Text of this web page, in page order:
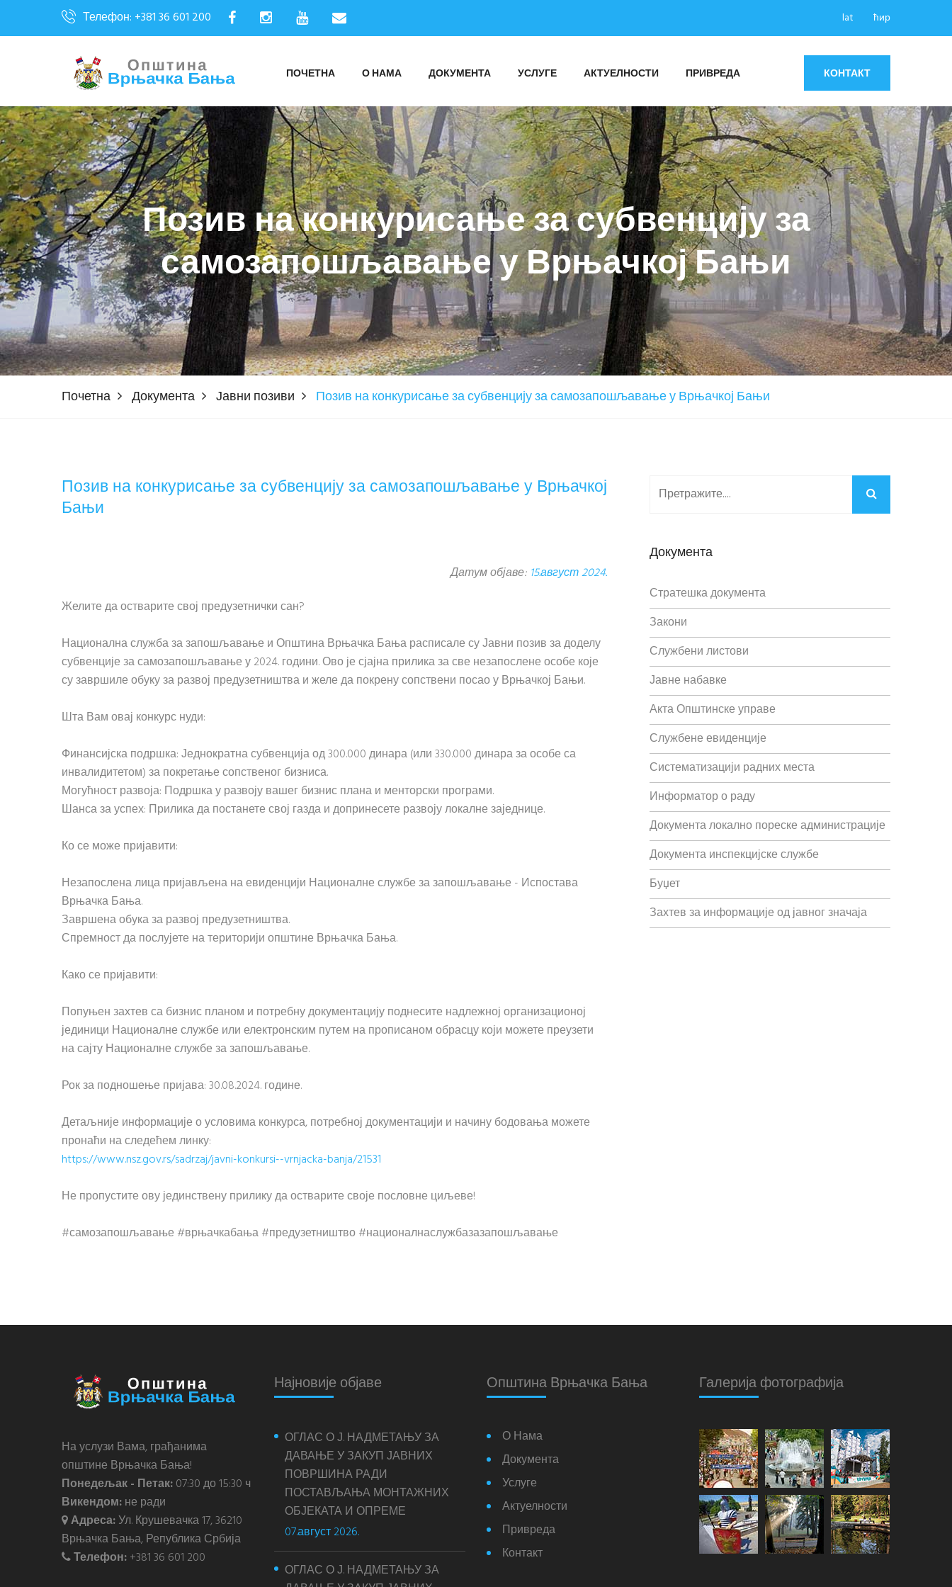
Телефон: +381 36 601 200 lat ћир
ПОЧЕТНА О НАМА ДОКУМЕНТА УСЛУГЕ АКТУЕЛНОСТИ ПРИВРЕДА КОНТАКТ
Позив на конкурисање за субвенцију за
самозапошљавање у Врњачкој Бањи
Почетна Документа Јавни позиви Позив на конкурисање за субвенцију за самозапошљавање у Врњачкој Бањи
Позив на конкурисање за субвенцију за самозапошљавање у Врњачкој
Бањи
Датум објаве: 15.август 2024.
Желите да остварите свој предузетнички сан?
Национална служба за запошљавање и Општина Врњачка Бања расписале су Јавни позив за доделу
субвенције за самозапошљавање у 2024. години. Ово је сјајна прилика за све незапослене особе које
су завршиле обуку за развој предузетништва и желе да покрену сопствени посао у Врњачкој Бањи.
Шта Вам овај конкурс нуди:
Финансијска подршка: Једнократна субвенција од 300.000 динара (или 330.000 динара за особе са
инвалидитетом) за покретање сопственог бизниса.
Могућност развоја: Подршка у развоју вашег бизнис плана и менторски програми.
Шанса за успех: Прилика да постанете свој газда и допринесете развоју локалне заједнице.
Ко се може пријавити:
Незапослена лица пријављена на евиденцији Националне службе за запошљавање - Испостава
Врњачка Бања.
Завршена обука за развој предузетништва.
Спремност да послујете на територији општине Врњачка Бања.
Како се пријавити:
Попуњен захтев са бизнис планом и потребну документацију поднесите надлежној организационој
јединици Националне службе или електронским путем на прописаном обрасцу који можете преузети
на сајту Националне службе за запошљавање.
Рок за подношење пријава: 30.08.2024. године.
Детаљније информације о условима конкурса, потребној документацији и начину бодовања можете
пронаћи на следећем линку:
https://www.nsz.gov.rs/sadrzaj/javni-konkursi--vrnjacka-banja/21531
Не пропустите ову јединствену прилику да остварите своје пословне циљеве!
#самозапошљавање #врњачкабања #предузетништво #националнаслужбазазапошљавање
Документа
Стратешка документа
Закони
Службени листови
Јавне набавке
Акта Општинске управе
Службене евиденције
Систематизацији радних места
Информатор о раду
Документа локално пореске администрације
Документа инспекцијске службе
Буџет
Захтев за информације од јавног значаја
На услузи Вама, грађанима
општине Врњачка Бања!
Понедељак - Петак:07:30 до 15:30 ч
Викендом:не ради
Адреса:Ул. Крушевачка 17, 36210
Врњачка Бања, Република Србија
Телефон:+381 36 601 200
Најновије објаве
ОГЛАС О Ј. НАДМЕТАЊУ ЗА
ДАВАЊЕ У ЗАКУП ЈАВНИХ
ПОВРШИНА РАДИ
ПОСТАВЉАЊА МОНТАЖНИХ
ОБЈЕКАТА И ОПРЕМЕ
07.август 2026.
ОГЛАС О Ј. НАДМЕТАЊУ ЗА
Општина Врњачка Бања
О Нама
Документа
Услуге
Актуелности
Привреда
Контакт
Галерија фотографија